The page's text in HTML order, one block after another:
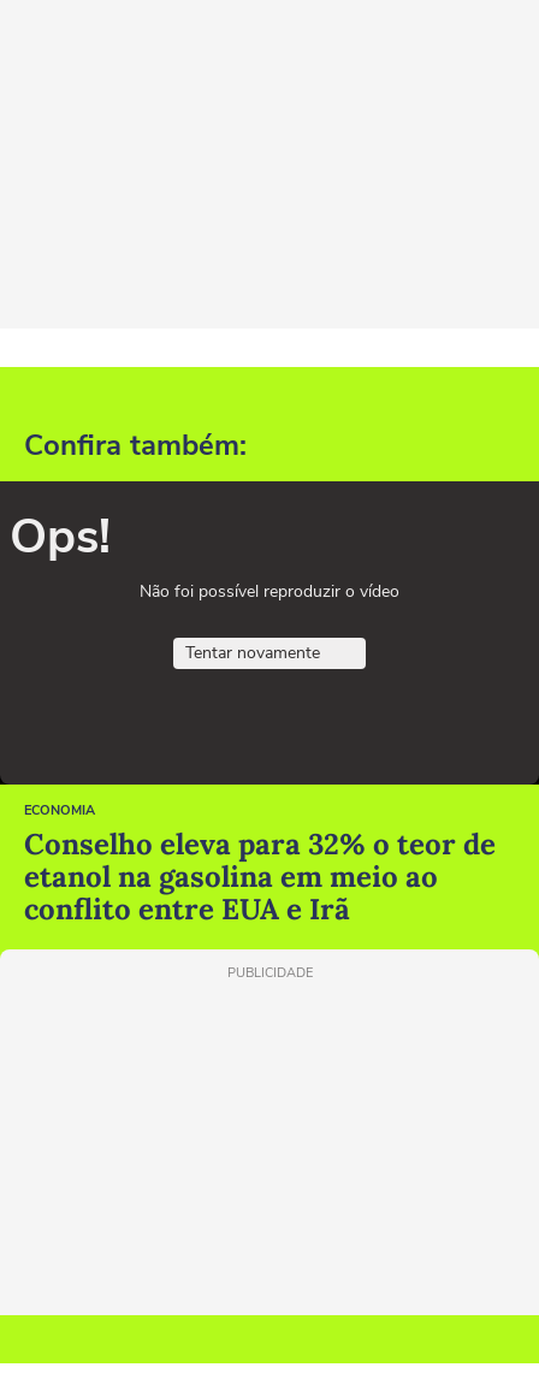
Confira também:
Ops!
Não foi possível reproduzir o vídeo
Tentar novamente
ECONOMIA
Conselho eleva para 32% o teor de
etanol na gasolina em meio ao
conflito entre EUA e Irã
PUBLICIDADE